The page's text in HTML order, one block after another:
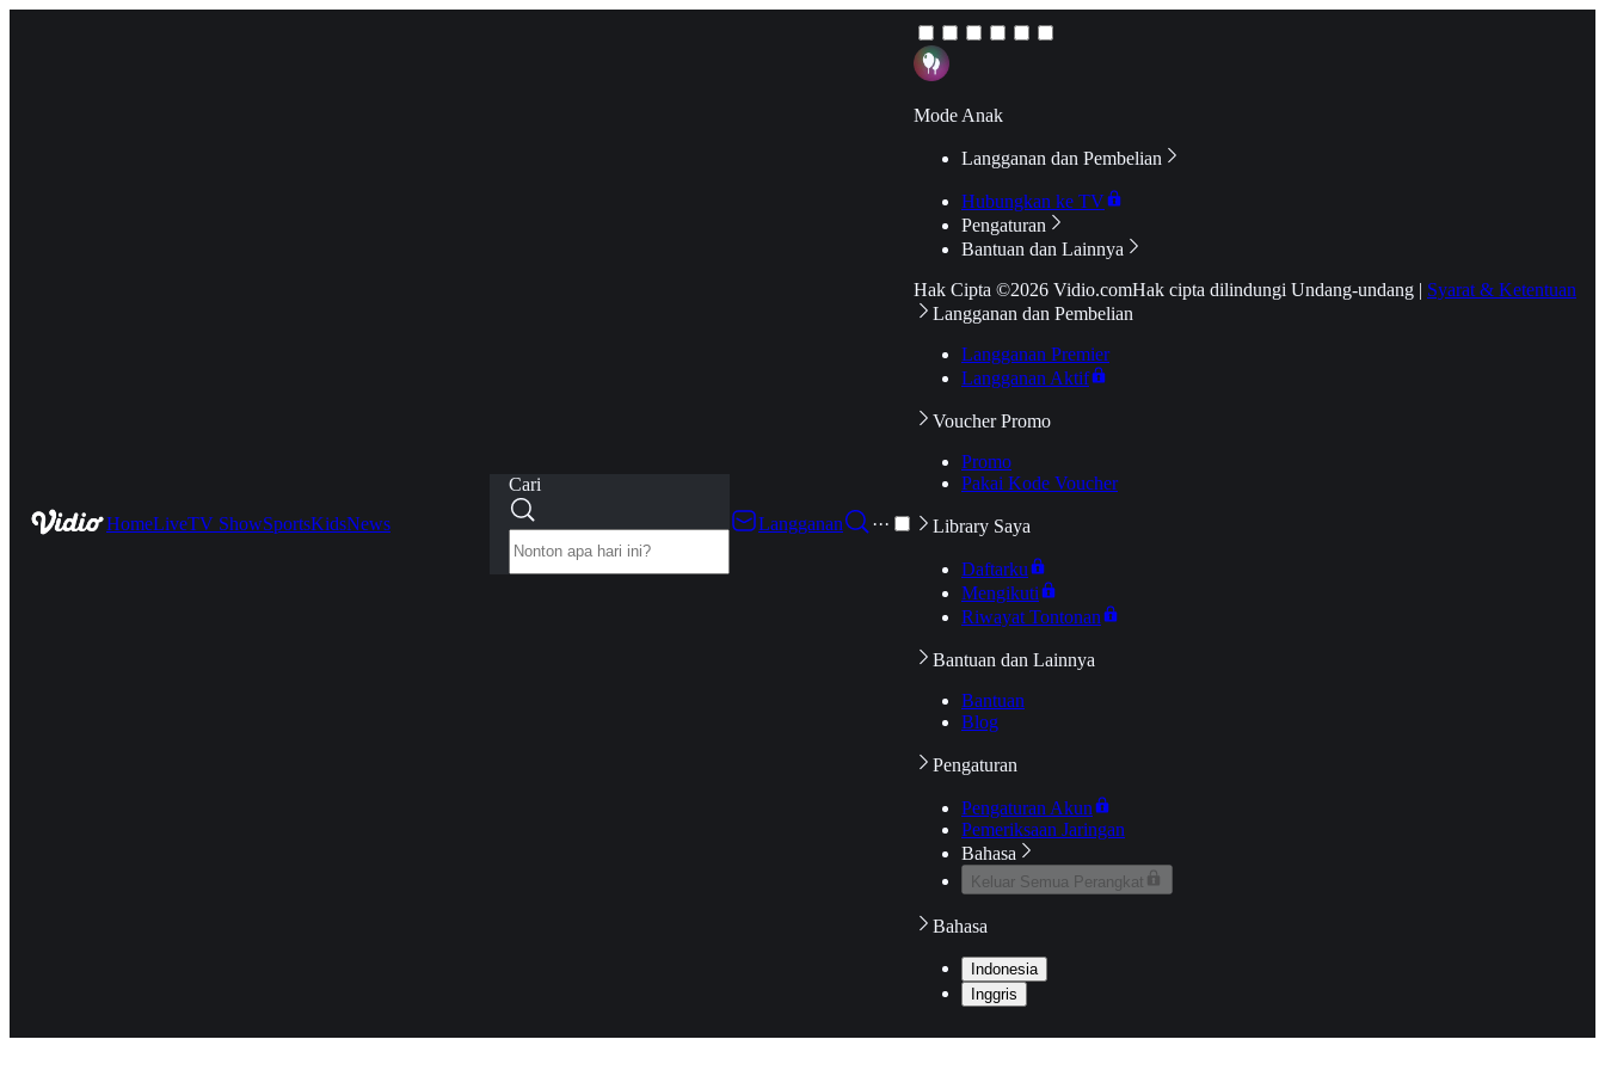
HomeLiveTV ShowSportsKidsNews
Cari
Langganan
···
Mode Anak
Langganan dan Pembelian
Hubungkan ke TV
Pengaturan
Bantuan dan Lainnya
Hak Cipta ©2026 Vidio.comHak cipta dilindungi Undang-undang | Syarat & Ketentuan
Langganan dan Pembelian
Langganan Premier
Langganan Aktif
Voucher Promo
Promo
Pakai Kode Voucher
Library Saya
Daftarku
Mengikuti
Riwayat Tontonan
Bantuan dan Lainnya
Bantuan
Blog
Pengaturan
Pengaturan Akun
Pemeriksaan Jaringan
Bahasa
Keluar Semua Perangkat
Bahasa
Indonesia
Inggris